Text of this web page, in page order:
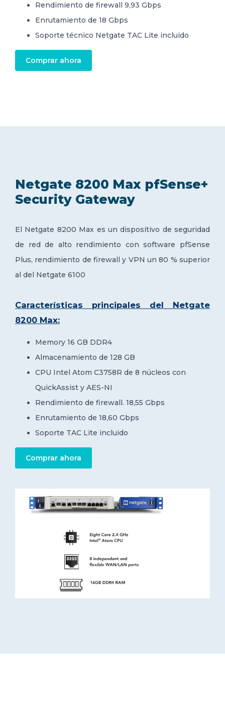
Rendimiento de firewall 9,93 Gbps
Enrutamiento de 18 Gbps
Soporte técnico Netgate TAC Lite incluido
Comprar ahora
Netgate 8200 Max pfSense+
Security Gateway
El Netgate 8200 Max es un dispositivo de seguridad
de red de alto rendimiento con software pfSense
Plus, rendimiento de firewall y VPN un 80 % superior
al del Netgate 6100
Características principales del Netgate
8200 Max:
Memory 16 GB DDR4
Almacenamiento de 128 GB
CPU Intel Atom C3758R de 8 núcleos con
QuickAssist y AES-NI
Rendimiento de firewall. 18,55 Gbps
Enrutamiento de 18,60 Gbps
Soporte TAC Lite incluido
Comprar ahora